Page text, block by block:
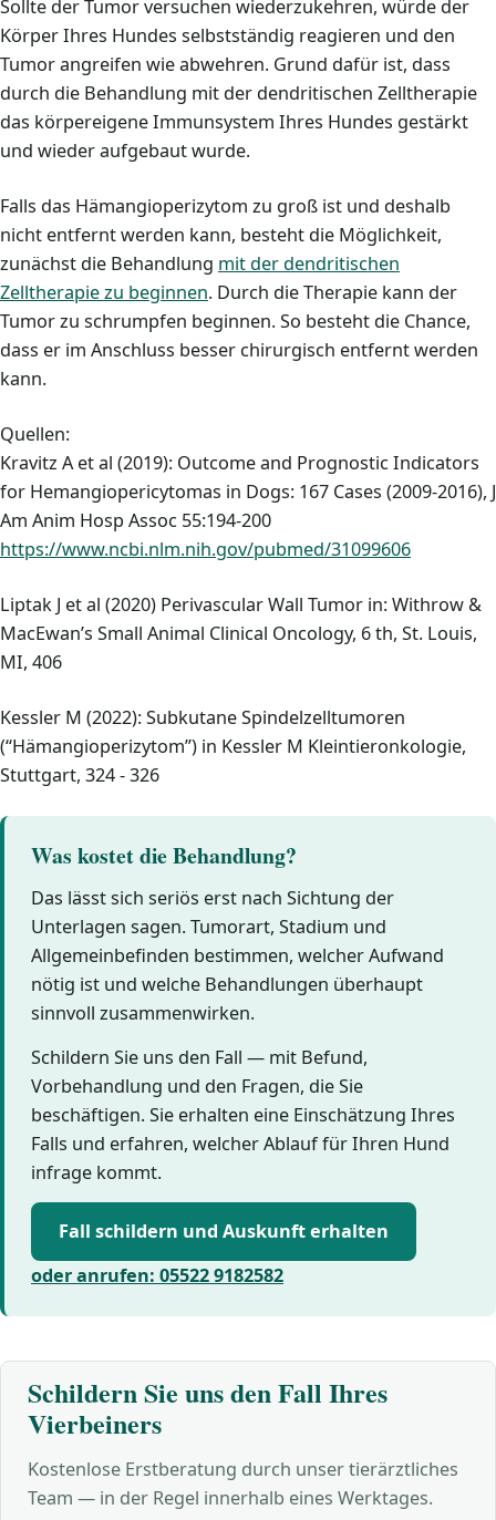
Sollte der Tumor versuchen wiederzukehren, würde der
Körper Ihres Hundes selbstständig reagieren und den
Tumor angreifen wie abwehren. Grund dafür ist, dass
durch die Behandlung mit der dendritischen Zelltherapie
das körpereigene Immunsystem Ihres Hundes gestärkt
und wieder aufgebaut wurde.
Falls das Hämangioperizytom zu groß ist und deshalb
nicht entfernt werden kann, besteht die Möglichkeit,
zunächst die Behandlung mit der dendritischen
Zelltherapie zu beginnen. Durch die Therapie kann der
Tumor zu schrumpfen beginnen. So besteht die Chance,
dass er im Anschluss besser chirurgisch entfernt werden
kann.
Quellen:
Kravitz A et al (2019): Outcome and Prognostic Indicators
for Hemangiopericytomas in Dogs: 167 Cases (2009-2016), J
Am Anim Hosp Assoc 55:194-200
https://www.ncbi.nlm.nih.gov/pubmed/31099606
Liptak J et al (2020) Perivascular Wall Tumor in: Withrow &
MacEwan’s Small Animal Clinical Oncology, 6 th, St. Louis,
MI, 406
Kessler M (2022): Subkutane Spindelzelltumoren
(“Hämangioperizytom”) in Kessler M Kleintieronkologie,
Stuttgart, 324 - 326
Was kostet die Behandlung?
Das lässt sich seriös erst nach Sichtung der
Unterlagen sagen. Tumorart, Stadium und
Allgemeinbefinden bestimmen, welcher Aufwand
nötig ist und welche Behandlungen überhaupt
sinnvoll zusammenwirken.
Schildern Sie uns den Fall — mit Befund,
Vorbehandlung und den Fragen, die Sie
beschäftigen. Sie erhalten eine Einschätzung Ihres
Falls und erfahren, welcher Ablauf für Ihren Hund
infrage kommt.
Fall schildern und Auskunft erhalten
oder anrufen: 05522 9182582
Schildern Sie uns den Fall Ihres
Vierbeiners
Kostenlose Erstberatung durch unser tierärztliches
Team — in der Regel innerhalb eines Werktages.